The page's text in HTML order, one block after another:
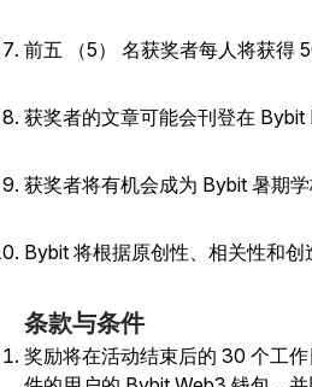
前五 （5） 名获奖者每人将获得
获奖者的文章可能会刊登在 Bybit
获奖者将有机会成为 Bybit 暑期学
Bybit 将根据原创性、相关性和创
条款与条件
奖励将在活动结束后的 30 个工